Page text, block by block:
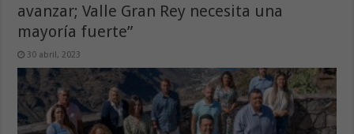
avanzar; Valle Gran Rey necesita una
mayoría fuerte”
30 abril, 2023